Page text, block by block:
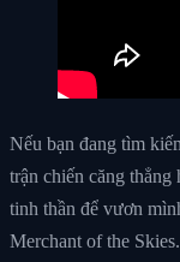
Nếu bạn đang tìm
trận chiến căng
tinh thần để vươn
Merchant of the